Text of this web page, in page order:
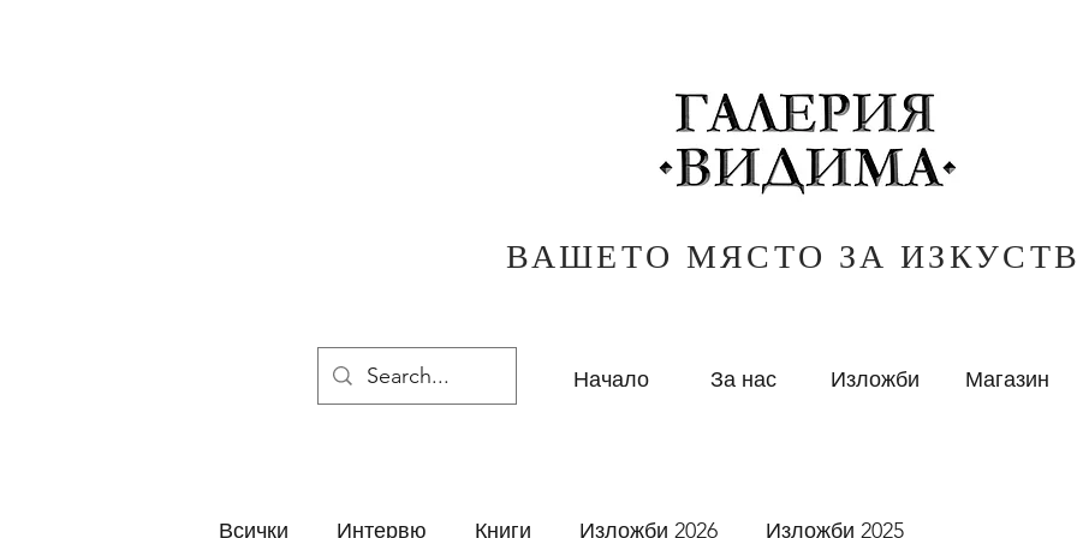
ВАШЕТО МЯСТО ЗА
Начало За нас Изложби Магазин
Всички Интервю Книги Изложби 2026 Изложби 2025